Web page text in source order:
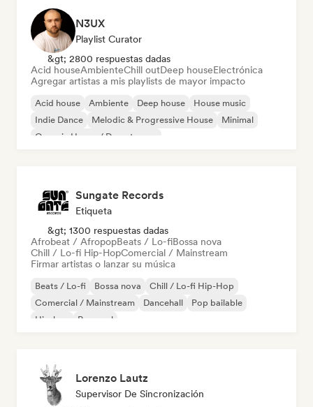
N3UX
Playlist Curator
&gt; 2800 respuestas dadas
Acid houseAmbienteChill outDeep houseElectrónica
Agregar artistas a mis playlists de mayor impacto
Acid house Ambiente Deep house
House music
Indie Dance
Melodic & Progressive House
Minimal
Organic House / Downtempo
Sungate Records
Etiqueta
&gt; 1300 respuestas dadas
Afrobeat / AfropopBeats / Lo-fiBossa nova
Chill / Lo-fi Hip-HopComercial / Mainstream
Firmar artistas o lanzar su música
Beats / Lo-fi Bossa nova
Chill / Lo-fi Hip-Hop
Comercial / Mainstream
Dancehall
Pop bailable
Hip-hop
Pop soul
Lorenzo Lautz
Supervisor De Sincronización